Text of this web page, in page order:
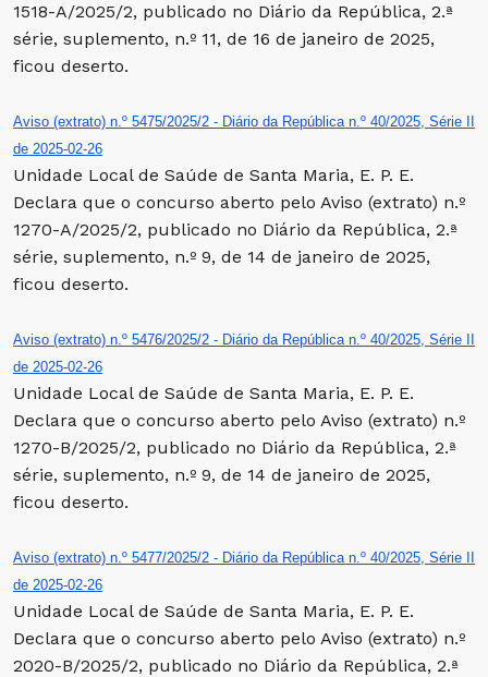
1518-A/2025/2, publicado no Diário da República, 2.ª
série, suplemento, n.º 11, de 16 de janeiro de 2025,
ficou deserto.
Aviso (extrato) n.º 5475/2025/2 - Diário da República n.º 40/2025, Série II
de 2025-02-26
Unidade Local de Saúde de Santa Maria, E. P. E.
Declara que o concurso aberto pelo Aviso (extrato) n.º
1270-A/2025/2, publicado no Diário da República, 2.ª
série, suplemento, n.º 9, de 14 de janeiro de 2025,
ficou deserto.
Aviso (extrato) n.º 5476/2025/2 - Diário da República n.º 40/2025, Série II
de 2025-02-26
Unidade Local de Saúde de Santa Maria, E. P. E.
Declara que o concurso aberto pelo Aviso (extrato) n.º
1270-B/2025/2, publicado no Diário da República, 2.ª
série, suplemento, n.º 9, de 14 de janeiro de 2025,
ficou deserto.
Aviso (extrato) n.º 5477/2025/2 - Diário da República n.º 40/2025, Série II
de 2025-02-26
Unidade Local de Saúde de Santa Maria, E. P. E.
Declara que o concurso aberto pelo Aviso (extrato) n.º
2020-B/2025/2, publicado no Diário da República, 2.ª